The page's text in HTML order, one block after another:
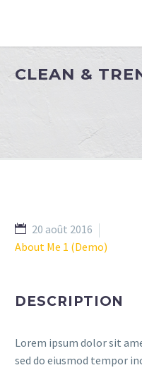
CLEAN &
20 août 2016
About Me 1 (Demo)
DESCRIPTION
Lorem ipsum dolor sit
sed do eiusmod tempor